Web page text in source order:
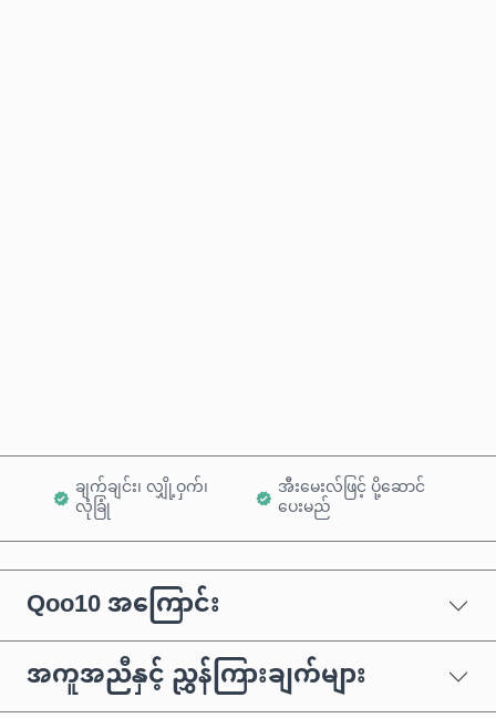
ချက်ချင်း၊ လျှို့ဝှက်၊
လုံခြုံ
အီးမေးလ်ဖြင့် ပို့ဆောင်
ပေးမည်
Qoo10 အကြောင်း
အကူအညီနှင့် ညွှန်ကြားချက်များ